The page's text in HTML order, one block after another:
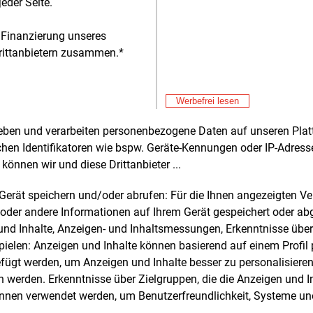
unseres
zusammen.*
Werbefrei lesen
und verarbeiten personenbezogene Daten auf unseren
Identifikatoren wie bspw. Geräte-Kennungen oder IP-
wir und diese Drittanbieter ...
speichern und/oder abrufen: Für die Ihnen angezeigten
andere Informationen auf Ihrem Gerät gespeichert oder
Inhalte, Anzeigen- und Inhaltsmessungen, Erkenntnisse
Anzeigen und Inhalte können basierend auf einem Profil
werden, um Anzeigen und Inhalte besser zu
werden. Erkenntnisse über Zielgruppen, die die Anzeigen und
verwendet werden, um Benutzerfreundlichkeit, Systeme
Mai 9,534 Cent/kWh und damit
mehr als im Vormonat. Im Mai
auf See legte bei der
im Vergleich zum April um
Cent auf 9,235 Cent/kWh nach. Im Mai
Cent/kWh.
verteuerte sich im Vergleich zum
um 1,902 Cent. Der
Marktwert diesen Mai
9,754 Cent/kWh. Im Vorjahresmonat
6,734 Cent/kWh.
E&M
E&M
E&M
E&M